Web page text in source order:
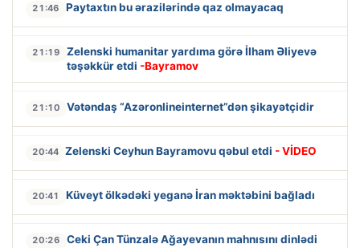
21:46 Paytaxtın bu ərazilərində qaz olmayacaq
21:19
Zelenski humanitar yardıma görə İlham Əliyevə
təşəkkür etdi -Bayramov
21:10 Vətəndaş “Azəronlineinternet”dən şikayətçidir
20:44 Zelenski Ceyhun Bayramovu qəbul etdi - VİDEO
20:41 Küveyt ölkədəki yeganə İran məktəbini bağladı
20:26 Ceki Çan Tünzalə Ağayevanın mahnısını dinlədi